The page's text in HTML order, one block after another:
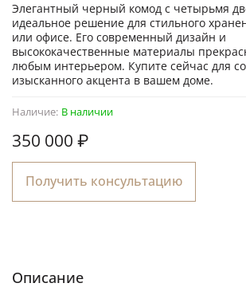
Наличие: В наличии
350 000 ₽
Получить консультацию
Элегантный черный комод с четырьмя
идеальное решение для стильного
или офисе. Его современный дизайн и
высококачественные материалы
любым интерьером. Купите сейчас для
изысканного акцента в вашем доме.
Описание